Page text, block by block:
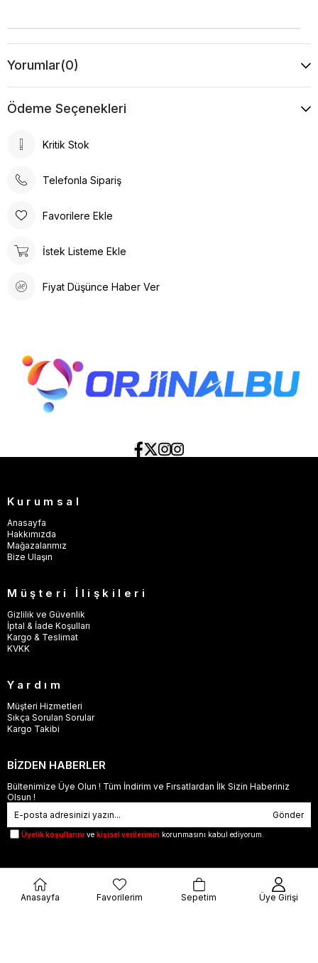
Yorumlar(0)
Ödeme Seçenekleri
Kritik Stok
Telefonla Sipariş
Favorilere Ekle
İstek Listeme Ekle
Fiyat Düşünce Haber Ver
Kurumsal
Anasayfa
Hakkımızda
Mağazalarımız
Bize Ulaşın
Müşteri İlişkileri
Gizlilik ve Güvenlik
İptal & İade Koşulları
Kargo & Teslimat
KVKK
Yardım
Müşteri Hizmetleri
Sıkça Sorulan Sorular
Kargo Takibi
BİZDEN HABERLER
Bültenimize Üye Olun ! Tüm İndirim ve Fırsatlardan İlk Sizin Haberiniz
Olsun !
Gönder
Üyelik koşullarını ve kişisel verilerimin korunmasını kabul ediyorum.
© 2023 orjinalbu.com - Tüm Hakları Saklıdır.
Anasayfa Favorilerim Sepetim Üye Girişi